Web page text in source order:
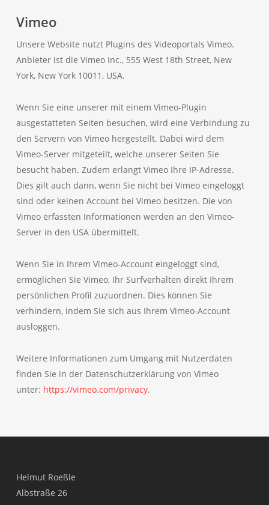
Vimeo
Unsere Website nutzt Plugins des Videoportals Vimeo.
Anbieter ist die Vimeo Inc., 555 West 18th Street, New
York, New York 10011, USA.
Wenn Sie eine unserer mit einem Vimeo-Plugin
ausgestatteten Seiten besuchen, wird eine Verbindung zu
den Servern von Vimeo hergestellt. Dabei wird dem
Vimeo-Server mitgeteilt, welche unserer Seiten Sie
besucht haben. Zudem erlangt Vimeo Ihre IP-Adresse.
Dies gilt auch dann, wenn Sie nicht bei Vimeo eingeloggt
sind oder keinen Account bei Vimeo besitzen. Die von
Vimeo erfassten Informationen werden an den Vimeo-
Server in den USA übermittelt.
Wenn Sie in Ihrem Vimeo-Account eingeloggt sind,
ermöglichen Sie Vimeo, Ihr Surfverhalten direkt Ihrem
persönlichen Profil zuzuordnen. Dies können Sie
verhindern, indem Sie sich aus Ihrem Vimeo-Account
ausloggen.
Weitere Informationen zum Umgang mit Nutzerdaten
finden Sie in der Datenschutzerklärung von Vimeo
unter: https://vimeo.com/privacy.
Helmut Roeßle
Albstraße 26